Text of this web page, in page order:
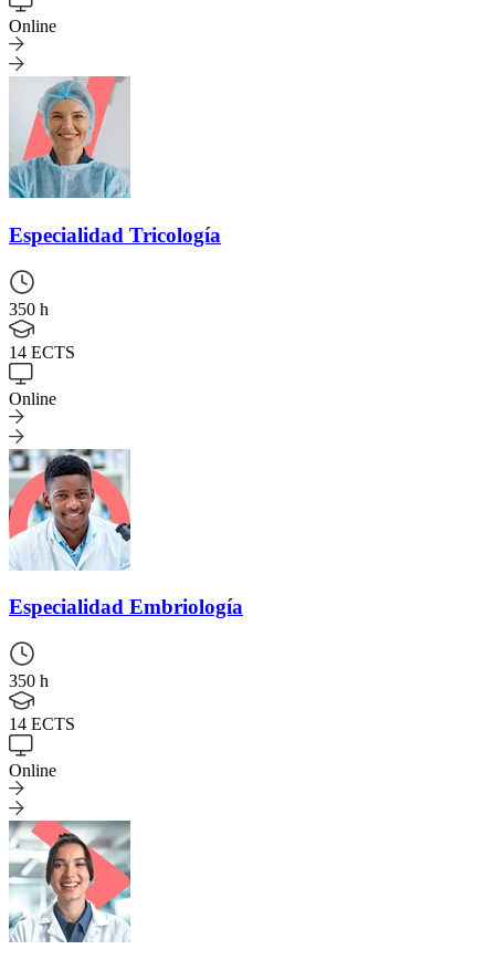
Online
Especialidad Tricología
350 h
14 ECTS
Online
Especialidad Embriología
350 h
14 ECTS
Online